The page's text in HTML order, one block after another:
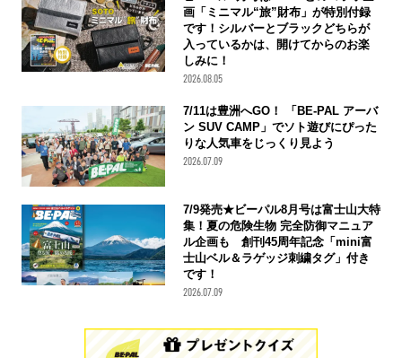
画「ミニマル“旅”財布」が特別付録
です！シルバーとブラックどちらが
入っているかは、開けてからのお楽
しみに！
2026.08.05
7/11は豊洲へGO！ 「BE-PAL アーバ
ン SUV CAMP」でソト遊びにぴった
りな人気車をじっくり見よう
2026.07.09
7/9発売★ビーパル8月号は富士山大特
集！夏の危険生物 完全防御マニュア
ル企画も 創刊45周年記念「mini富
士山ベル＆ラゲッジ刺繍タグ」付き
です！
2026.07.09